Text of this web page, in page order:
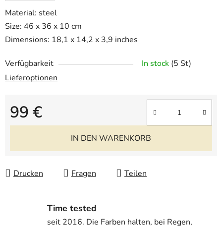
Material: steel
Size: 46 x 36 x 10 cm
Dimensions: 18,1 x 14,2 x 3,9 inches
Verfügbarkeit In stock (5 St)
Lieferoptionen
99 €
Verkaufspreis:
IN DEN WARENKORB
Drucken Fragen Teilen
Time tested
seit 2016. Die Farben halten, bei Regen,